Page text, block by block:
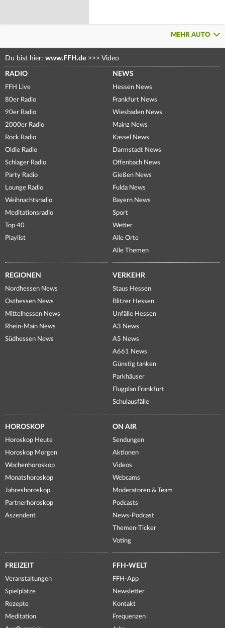
MEHR AUTO
Du bist hier: www.FFH.de >>> Video
RADIO
FFH Live
80er Radio
90er Radio
2000er Radio
Rock Radio
Oldie Radio
Schlager Radio
Party Radio
Lounge Radio
Weihnachtsradio
Meditationsradio
Top 40
Playlist
NEWS
Hessen News
Frankfurt News
Wiesbaden News
Mainz News
Kassel News
Darmstadt News
Offenbach News
Gießen News
Fulda News
Bayern News
Sport
Wetter
Alle Orte
Alle Themen
REGIONEN
Nordhessen News
Osthessen News
Mittelhessen News
Rhein-Main News
Südhessen News
VERKEHR
Staus Hessen
Blitzer Hessen
Unfälle Hessen
A3 News
A5 News
A661 News
Günstig tanken
Parkhäuser
Flugplan Frankfurt
Schulausfälle
HOROSKOP
Horoskop Heute
Horoskop Morgen
Wochenhoroskop
Monatshoroskop
Jahreshoroskop
Partnerhoroskop
Aszendent
ON AIR
Sendungen
Aktionen
Videos
Webcams
Moderatoren & Team
Podcasts
News-Podcast
Themen-Ticker
Voting
FREIZEIT
Veranstaltungen
Spielplätze
Rezepte
Meditation
FFH-WELT
FFH-App
Newsletter
Kontakt
Frequenzen